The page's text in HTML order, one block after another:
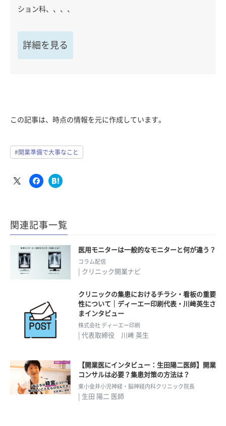
ション科、、、、
詳細を見る
この記事は、時点の情報を元に作成しています。
#開業準備で大事なこと
関連記事一覧
医用モニターは一般的なモニターと何が違う？
コラム配信
| クリニック開業ナビ
クリニックの集患におけるチラシ・看板の重要
性について｜ディーエー印刷代表・川﨑英生さ
まインタビュー
株式会社 ディーエー印刷
| 代表取締役 川﨑 英生
【開業医にインタビュー：生田陽二医師】開業
コンサルは必要？集患対策の方法は？
東小金井小児神経・脳神経内科クリニック院長
| 生田 陽二 医師